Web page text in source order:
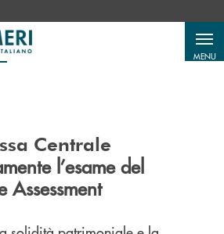
MENU
Centrale
l’esame del
Assessment